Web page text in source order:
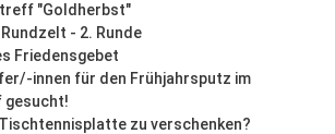
"Goldherbst"
- 2. Runde
Friedensgebet
innen für den Frühjahrsputz im
zu verschenken?